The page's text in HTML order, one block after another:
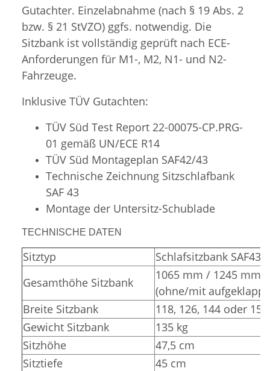
Gutachter. Einzelabnahme (nach § 19 Abs. 2
bzw. § 21 StVZO) ggfs. notwendig. Die
Sitzbank ist vollständig geprüft nach ECE-
Anforderungen für M1-, M2, N1- und N2-
Fahrzeuge.
Inklusive TÜV Gutachten:
TÜV Süd Test Report 22-00075-CP.PRG-
01 gemäß UN/ECE R14
TÜV Süd Montageplan SAF42/43
Technische Zeichnung Sitzschlafbank
SAF 43
Montage der Untersitz-Schublade
TECHNISCHE DATEN
Sitztyp
Schlafsitzbank SAF43
Gesamthöhe Sitzbank
1065 mm / 1245 mm
(ohne/mit
Breite Sitzbank
118, 126, 144 oder
Gewicht Sitzbank
135 kg
Sitzhöhe
47,5 cm
Sitztiefe
45 cm